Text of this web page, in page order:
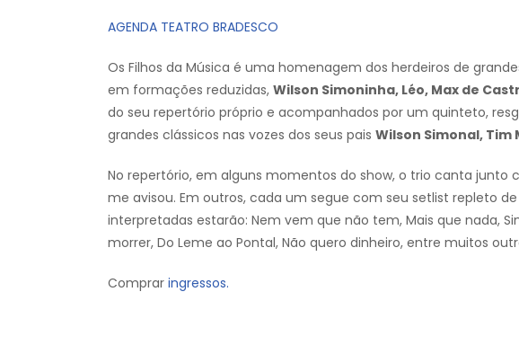
AGENDA TEATRO BRADESCO
Os Filhos da Música é uma homenagem dos herdeiros de
em formações reduzidas, Wilson Simoninha, Léo, Max de
do seu repertório próprio e acompanhados por um quinteto,
grandes clássicos nas vozes dos seus pais Wilson Simonal, Tim
No repertório, em alguns momentos do show, o trio canta junto
me avisou. Em outros, cada um segue com seu setlist repleto
interpretadas estarão: Nem vem que não tem, Mais que nada,
morrer, Do Leme ao Pontal, Não quero dinheiro, entre muitos
Comprar ingressos.